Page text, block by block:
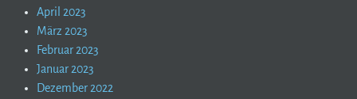
April 2023
März 2023
Februar 2023
Januar 2023
Dezember 2022